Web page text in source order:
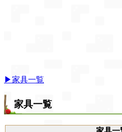
▶家具一覧
家具一覧